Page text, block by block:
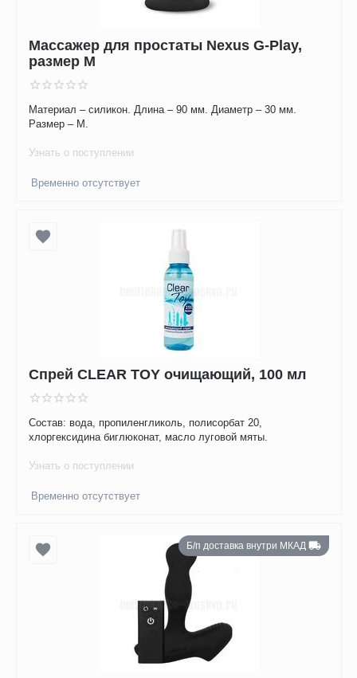
Массажер для простаты Nexus G-Play,
размер M
Материал – силикон. Длина – 90 мм. Диаметр – 30 мм.
Размер – М.
Узнать о поступлении
Временно отсутствует
Спрей CLEAR TOY очищающий, 100 мл
Состав: вода, пропиленгликоль, полисорбат 20,
хлоргексидина биглюконат, масло луговой мяты.
Узнать о поступлении
Временно отсутствует
Б/п доставка внутри МКАД